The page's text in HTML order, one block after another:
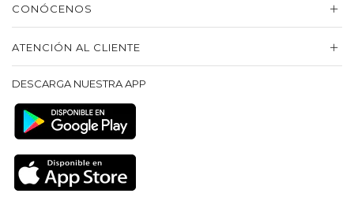
CONÓCENOS
ATENCIÓN AL CLIENTE
DESCARGA NUESTRA APP